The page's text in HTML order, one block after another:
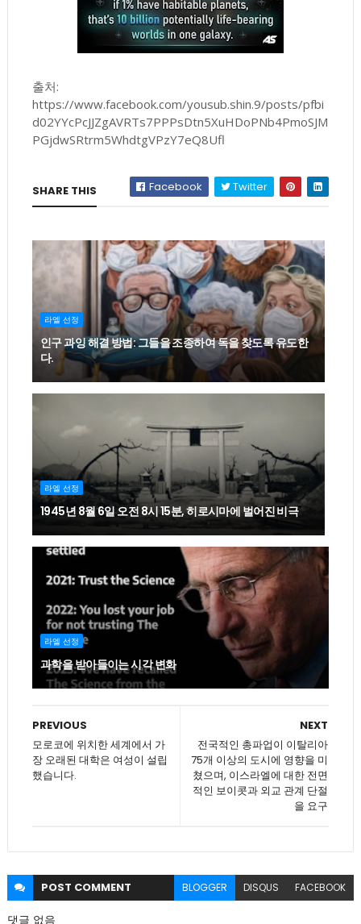
출처:
https://www.facebook.com/yousub.shin.9/posts/pfbi
d02YYcPcJJZgAVRTs7PPPsDtn5XuHDoPNb4PmoSJM
PGjdwSRtrm5WhdtgVPzY7eQ8Ufl
SHARE THIS Facebook Twitter
라엘 선정
인구 과잉 해결 방법: 그들을 조종하여 독을 찾도록 유도한
다.
라엘 선정
1945년 8월 6일 오전 8시 15분, 히로시마에 벌어진 비극
라엘 선정
과학을 받아들이는 시각 변화
NEXT
전국적인 총파업이 이탈리아
75개 이상의 도시에 영향을 미
쳤으며, 이스라엘에 대한 전면
적인 보이콧과 외교 관계 단절
을 요구
PREVIOUS
모로코에 위치한 세계에서 가
장 오래된 대학은 여성이 설립
했습니다.
POST COMMENT BLOGGER DISQUS FACEBOOK
댓글 없음